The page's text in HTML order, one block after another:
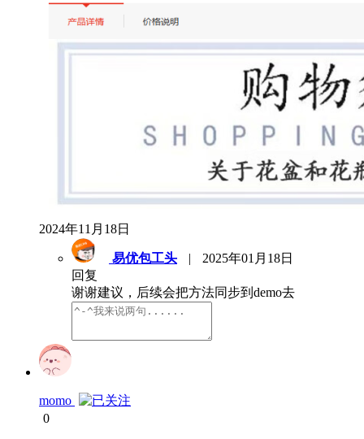
2024年11月18日
易优包工头 |
2025年01月18日
回复
谢谢建议，后续会把方法同步到demo去
momo
0